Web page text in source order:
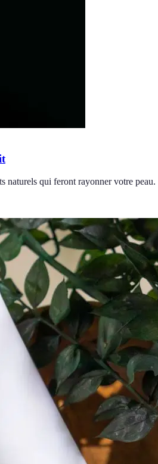
naturels qui feront rayonner votre peau.